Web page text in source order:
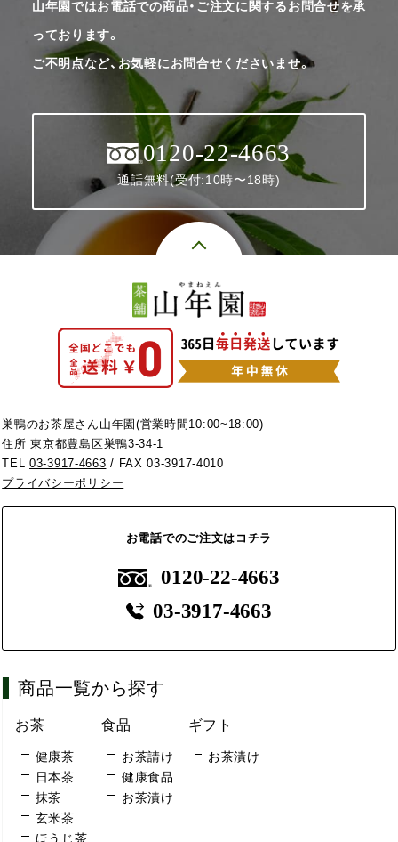
山年園ではお電話での商品・ご注文に関するお問合せを承
っております。
ご不明点など、お気軽にお問合せくださいませ。
0120-22-4663
通話無料(受付:10時〜18時)
巣鴨のお茶屋さん山年園(営業時間10:00~18:00)
住所 東京都豊島区巣鴨3-34-1
TEL03-3917-4663 / FAX 03-3917-4010
プライバシーポリシー
お電話でのご注文はコチラ
0120-22-4663
03-3917-4663
商品一覧から探す
お茶
健康茶
日本茶
抹茶
玄米茶
ほうじ茶
食品
お茶請け
健康食品
お茶漬け
ギフト
お茶漬け